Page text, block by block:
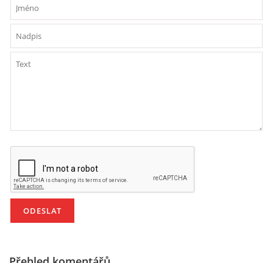
HÁDANKY K TÉMATU JARO, LÉTO, PODZIM,ZIMA
PÍSNĚ K TÉMATU JARO
PÍSNĚ K TÉMATU LÉTO
BÁSNĚ K TÉMATU LÉTO